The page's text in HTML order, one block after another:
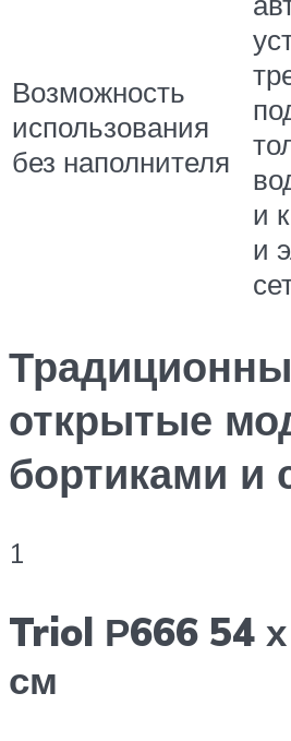
Возможность
использования
без наполнителя
и
и
открытые
бортиками и
1
Triol Р666 54
см